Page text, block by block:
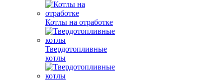
Котлы на отработке
Твердотопливные
котлы